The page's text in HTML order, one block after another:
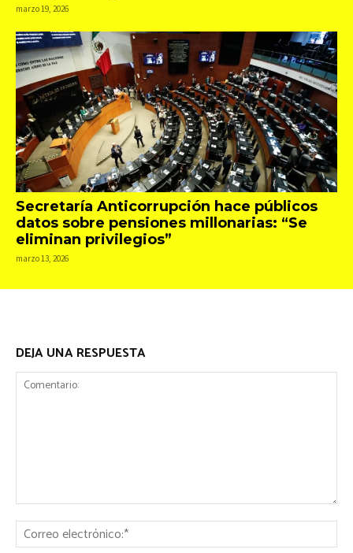
marzo 19, 2026
Secretaría Anticorrupción hace públicos
datos sobre pensiones millonarias: “Se
eliminan privilegios”
marzo 13, 2026
DEJA UNA RESPUESTA